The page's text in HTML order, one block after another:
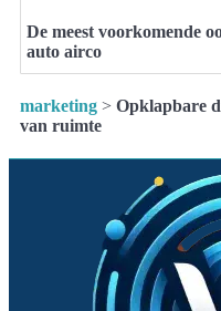
De meest voorkomende
auto airco
marketing > Opklapbare
van ruimte